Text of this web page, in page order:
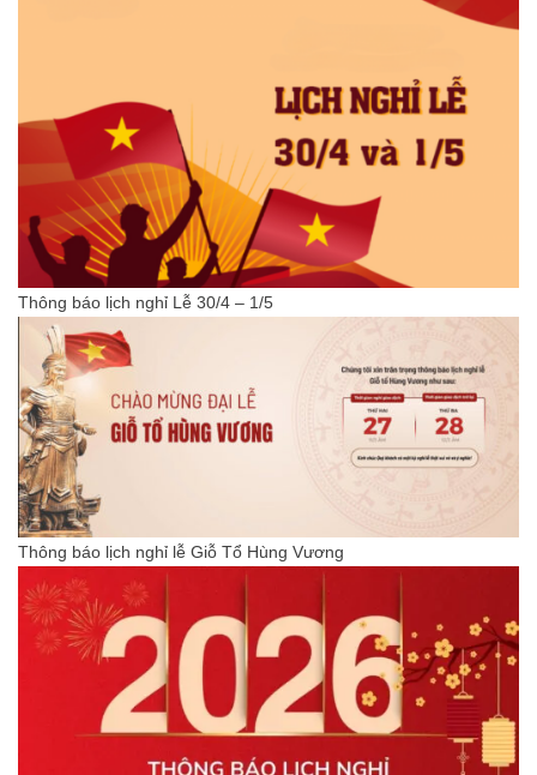
Thông báo lịch nghỉ Lễ 30/4 – 1/5
Thông báo lịch nghỉ lễ Giỗ Tổ Hùng Vương